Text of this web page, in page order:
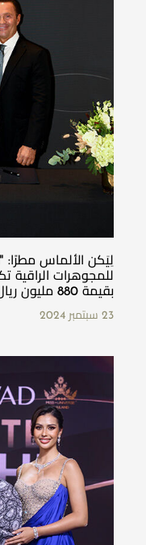
لِيَكن الألماس مطرًا:
للمجوهرات
بقيمة 880 مليون ريال سعودي
23 سبتمبر 2024